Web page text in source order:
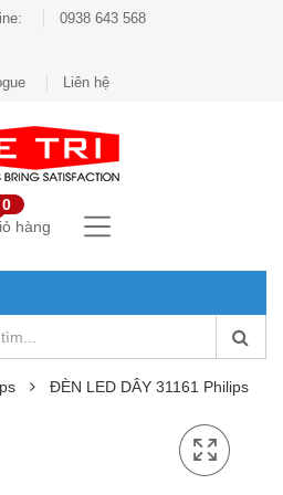
0938 643 568
Liên hệ
0
hàng
ĐÈN LED DÂY 31161 Philips